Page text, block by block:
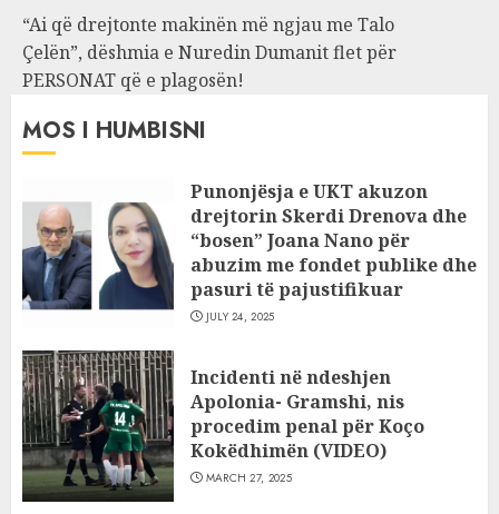
“Ai që drejtonte makinën më ngjau me Talo
Çelën”, dëshmia e Nuredin Dumanit flet për
PERSONAT që e plagosën!
MOS I HUMBISNI
Punonjësja e UKT akuzon
drejtorin Skerdi Drenova dhe
“bosen” Joana Nano për
abuzim me fondet publike dhe
pasuri të pajustifikuar
JULY 24, 2025
Incidenti në ndeshjen
Apolonia- Gramshi, nis
procedim penal për Koço
Kokëdhimën (VIDEO)
MARCH 27, 2025